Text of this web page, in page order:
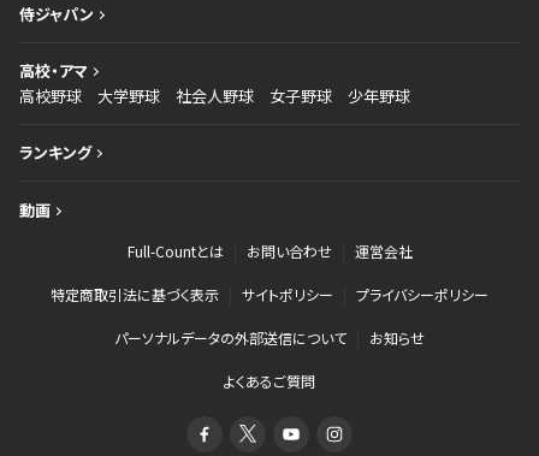
侍ジャパン
高校・アマ
高校野球
大学野球 社会人野球 女子野球 少年野球
ランキング
動画
Full-Countとは お問い合わせ 運営会社
特定商取引法に基づく表示 サイトポリシー プライバシーポリシー
パーソナルデータの外部送信について お知らせ
よくあるご質問